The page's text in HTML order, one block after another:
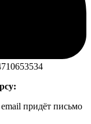
придёт письмо